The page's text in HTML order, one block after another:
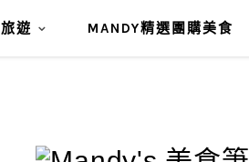
旅遊 MANDY精選團購美食